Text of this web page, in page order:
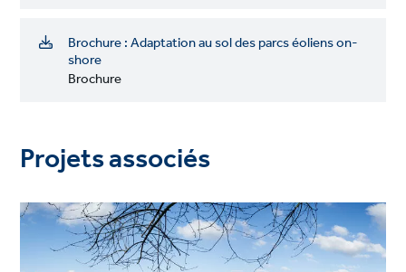
Brochure : Adaptation au sol des parcs éoliens on-
shore
Brochure
Projets associés
Project
image